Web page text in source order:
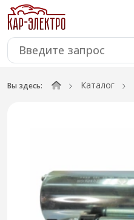
Вы здесь: Каталог